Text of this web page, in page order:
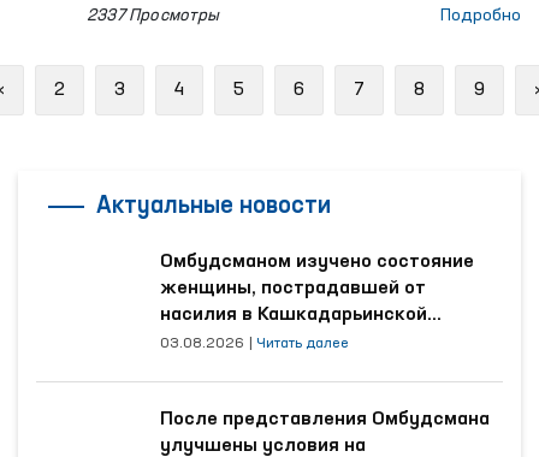
психического здоровья.
человека (БДИПЧ) Организации по
международные стандарты и
сотрудничество».
2337 Просмотры Подробно
Previous
2 3 4 5 6 7 8 9
Актуальные новости
Омбудсманом изучено состояние
женщины, пострадавшей от
насилия в Кашкадарьинской
области
03.08.2026 Читать далее
После представления Омбудсмана
улучшены условия на